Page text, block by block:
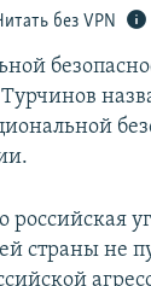
без VPN
российская
страны не